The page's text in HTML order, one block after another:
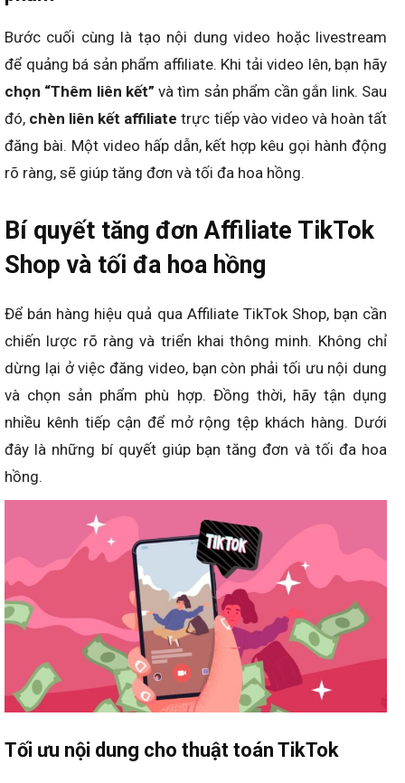
Bước cuối cùng là tạo nội dung video hoặc livestream
để quảng bá sản phẩm affiliate. Khi tải video lên, bạn hãy
chọn “Thêm liên kết” và tìm sản phẩm cần gắn link. Sau
đó, chèn liên kết affiliate trực tiếp vào video và hoàn tất
đăng bài. Một video hấp dẫn, kết hợp kêu gọi hành động
rõ ràng, sẽ giúp tăng đơn và tối đa hoa hồng.
Bí quyết tăng đơn Affiliate TikTok
Shop và tối đa hoa hồng
Để bán hàng hiệu quả qua Affiliate TikTok Shop, bạn cần
chiến lược rõ ràng và triển khai thông minh. Không chỉ
dừng lại ở việc đăng video, bạn còn phải tối ưu nội dung
và chọn sản phẩm phù hợp. Đồng thời, hãy tận dụng
nhiều kênh tiếp cận để mở rộng tệp khách hàng. Dưới
đây là những bí quyết giúp bạn tăng đơn và tối đa hoa
hồng.
Tối ưu nội dung cho thuật toán TikTok